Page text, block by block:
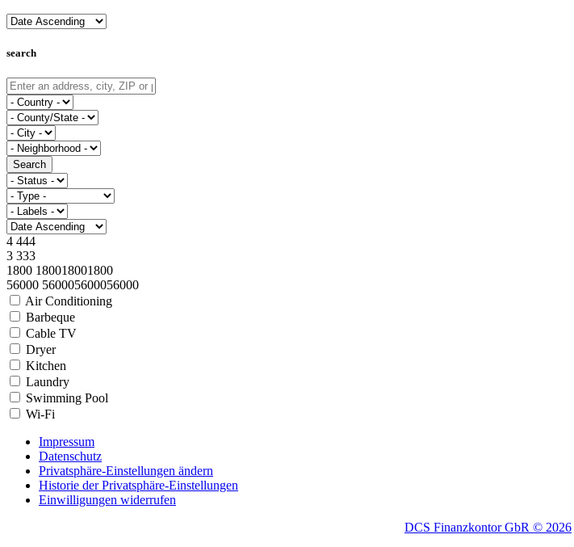
search
Search
4 444
3 333
1800 180018001800
56000 560005600056000
Air Conditioning
Barbeque
Cable TV
Dryer
Kitchen
Laundry
Swimming Pool
Wi-Fi
Impressum
Datenschutz
Privatsphäre-Einstellungen ändern
Historie der Privatsphäre-Einstellungen
Einwilligungen widerrufen
DCS Finanzkontor GbR © 2026